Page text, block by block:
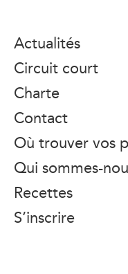
Actualités
Circuit court
Charte
Contact
Où trouver vos
Qui sommes-
Recettes
S’inscrire